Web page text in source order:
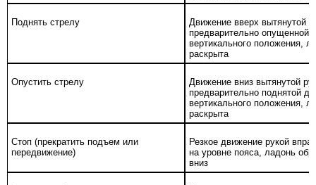
Поднять стрелу
Движение вверх вытянутой
предварительно опущенной
вертикального положения,
раскрыта
Опустить стрелу
Движение вниз вытянутой
предварительно поднятой до
вертикального положения,
раскрыта
Стоп (прекратить подъем или
передвижение)
Резкое движение рукой
на уровне пояса, ладонь
вниз